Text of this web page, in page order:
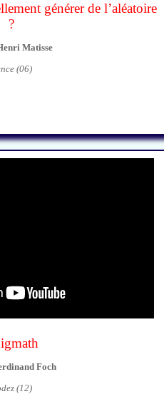
générer de l’aléatoire
?
Matisse
(06)
Foch
(12)